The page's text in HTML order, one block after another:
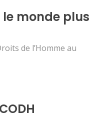
le monde plus
de l’Homme au